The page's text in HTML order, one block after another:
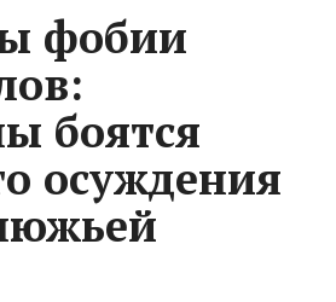
фобии
боятся
осуждения